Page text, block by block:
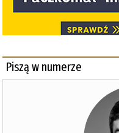
Piszą w numerze